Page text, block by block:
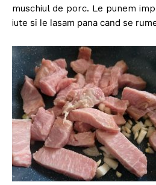
muschiul de porc. Le punem
iute si le lasam pana cand se